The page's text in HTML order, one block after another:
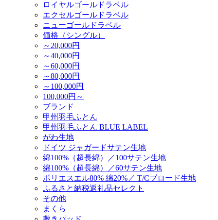
ロイヤルゴールドラベル
エクセルゴールドラベル
ニューゴールドラベル
価格（シングル）
～20,000円
～40,000円
～60,000円
～80,000円
～100,000円
100,000円～
ブランド
甲州羽毛ふとん
甲州羽毛ふとん BLUE LABEL
がわ生地
ドイツ ジャガードサテン生地
綿100%（超長綿）／100サテン生地
綿100%（超長綿）／60サテン生地
ポリエスエル80% 綿20%／ T/Cブロード生地
ふるさと納税返礼品セレクト
その他
まくら